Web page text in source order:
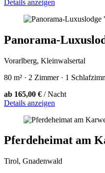
Details anzeigen
Panorama-
Vorarlberg, Kleinwalsertal
80 m² · 2 Zimmer · 1
ab 165,00 € / Nacht
Details anzeigen
Pferdeheimat am
Tirol, Gnadenwald